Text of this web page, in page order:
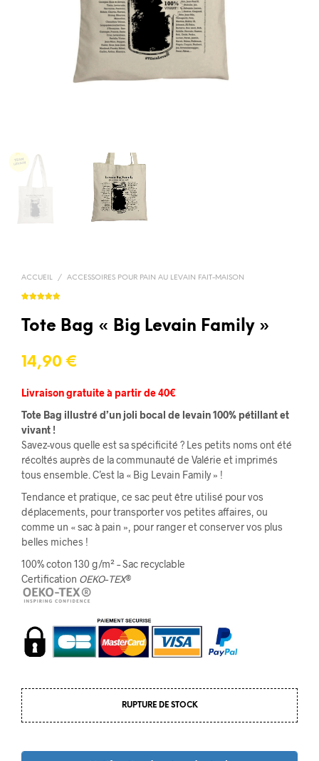
ACCUEIL / ACCESSOIRES POUR PAIN AU LEVAIN FAIT-MAISON
basé sur
notations
Tote Bag « Big Levain Family »
14,90 €
Livraison gratuite à partir de 40€
Tote Bag illustré d’un joli bocal de levain 100% pétillant et
vivant !
Savez-vous quelle est sa spécificité ? Les petits noms ont été
récoltés auprès de la communauté de Valérie et imprimés
tous ensemble. C’est la « Big Levain Family » !
Tendance et pratique, ce sac peut être utilisé pour vos
déplacements, pour transporter vos petites affaires, ou
comme un « sac à pain », pour ranger et conserver vos plus
belles miches !
100% coton 130 g/m² – Sac recyclable
Certification OEKO–TEX®
RUPTURE DE STOCK